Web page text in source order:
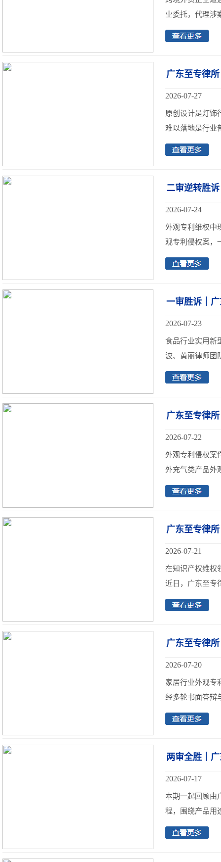
业委托，代理涉
广东至专律
2026-07-27
原创设计是灯饰
难以落地是行业
二审逆转胜
2026-07-24
外观专利维权中
观专利侵权案，
一审胜诉｜
2026-07-23
食品行业实用新
波、黄丽律师团
广东至专律
2026-07-22
外观专利侵权案
外充气类产品外
广东至专律
2026-07-21
在知识产权维权
近日，广东至专
广东至专律
2026-07-20
家居行业外观专
经多轮书面答辩
两审全胜｜
2026-07-17
本期一起回顾由
程，围绕产品用